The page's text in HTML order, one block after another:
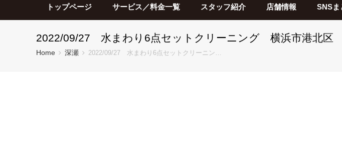
トップページ サービス／料金一覧 スタッフ紹介 店舗情報 SNSま
2022/09/27 水まわり6点セットクリーニング 横浜市港北区
Home 深瀬 2022/09/27 水まわり6点セットクリーニン…